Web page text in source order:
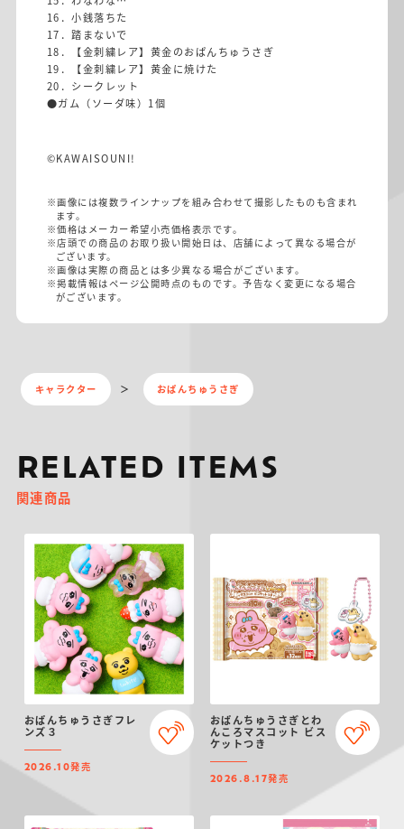
16．小銭落ちた
17．踏まないで
18．【金刺繍レア】黄金のおぱんちゅうさぎ
19．【金刺繍レア】黄金に焼けた
20．シークレット
●ガム（ソーダ味）1個
©KAWAISOUNI!
※画像には複数ラインナップを組み合わせて撮影したものも含まれ
ます。
※価格はメーカー希望小売価格表示です。
※店頭での商品のお取り扱い開始日は、店舗によって異なる場合が
ございます。
※画像は実際の商品とは多少異なる場合がございます。
※掲載情報はページ公開時点のものです。予告なく変更になる場合
がございます。
キャラクター おぱんちゅうさぎ
RELATED ITEMS
関連商品
おぱんちゅうさぎフレ
ンズ３
2026.10発売
おぱんちゅうさぎとわ
んころマスコット ビス
ケットつき
2026.8.17発売